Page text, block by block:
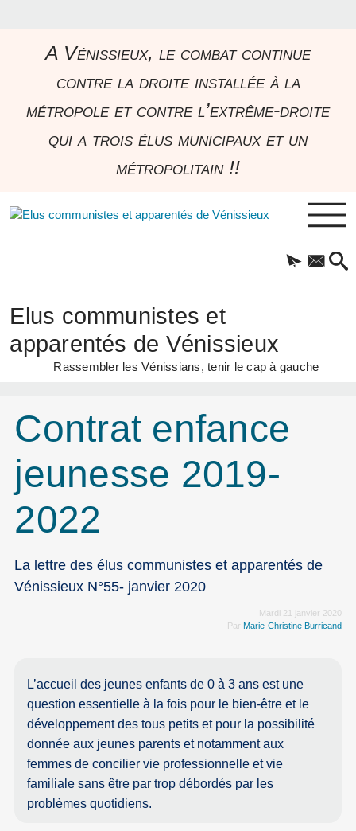
A Vénissieux, le combat continue
contre la droite installée à la
métropole et contre l’extrême-droite
qui a trois élus municipaux et un
métropolitain !!
Elus communistes et
apparentés de Vénissieux
Rassembler les Vénissians, tenir le cap à gauche
Contrat enfance
jeunesse 2019-
2022
La lettre des élus communistes et apparentés de
Vénissieux N°55- janvier 2020
Mardi 21 janvier 2020
Par Marie-Christine Burricand
L’accueil des jeunes enfants de 0 à 3 ans est une
question essentielle à la fois pour le bien-être et le
développement des tous petits et pour la possibilité
donnée aux jeunes parents et notamment aux
femmes de concilier vie professionnelle et vie
familiale sans être par trop débordés par les
problèmes quotidiens.